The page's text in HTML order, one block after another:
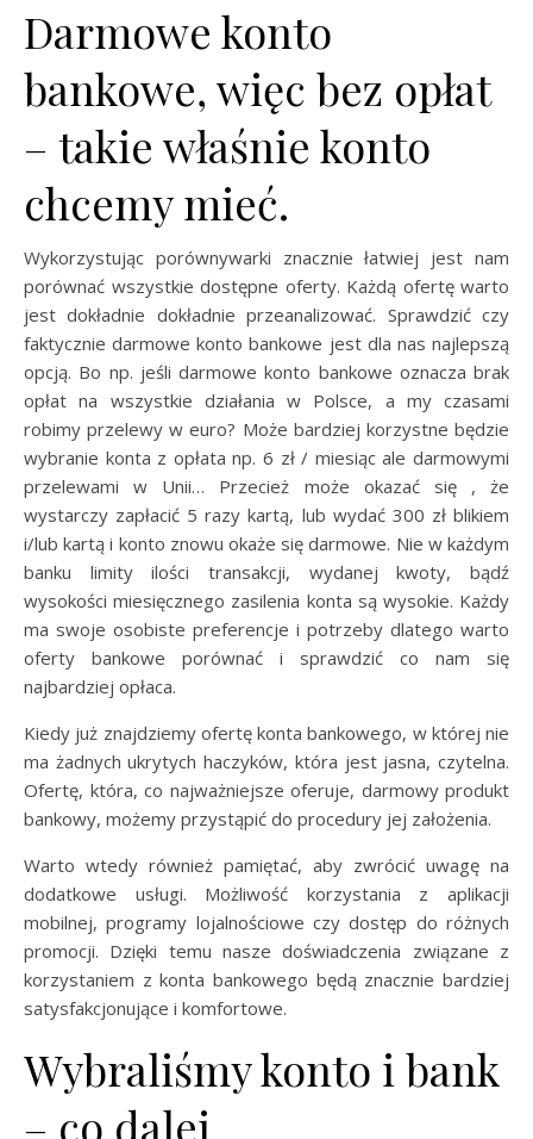
Darmowe konto
bankowe, więc bez opłat
– takie właśnie konto
chcemy mieć.
Wykorzystując porównywarki znacznie łatwiej jest nam
porównać wszystkie dostępne oferty. Każdą ofertę warto
jest dokładnie dokładnie przeanalizować. Sprawdzić czy
faktycznie darmowe konto bankowe jest dla nas najlepszą
opcją. Bo np. jeśli darmowe konto bankowe oznacza brak
opłat na wszystkie działania w Polsce, a my czasami
robimy przelewy w euro? Może bardziej korzystne będzie
wybranie konta z opłata np. 6 zł / miesiąc ale darmowymi
przelewami w Unii… Przecież może okazać się , że
wystarczy zapłacić 5 razy kartą, lub wydać 300 zł blikiem
i/lub kartą i konto znowu okaże się darmowe. Nie w każdym
banku limity ilości transakcji, wydanej kwoty, bądź
wysokości miesięcznego zasilenia konta są wysokie. Każdy
ma swoje osobiste preferencje i potrzeby dlatego warto
oferty bankowe porównać i sprawdzić co nam się
najbardziej opłaca.
Kiedy już znajdziemy ofertę konta bankowego, w której nie
ma żadnych ukrytych haczyków, która jest jasna, czytelna.
Ofertę, która, co najważniejsze oferuje, darmowy produkt
bankowy, możemy przystąpić do procedury jej założenia.
Warto wtedy również pamiętać, aby zwrócić uwagę na
dodatkowe usługi. Możliwość korzystania z aplikacji
mobilnej, programy lojalnościowe czy dostęp do różnych
promocji. Dzięki temu nasze doświadczenia związane z
korzystaniem z konta bankowego będą znacznie bardziej
satysfakcjonujące i komfortowe.
Wybraliśmy konto i bank
– co dalej